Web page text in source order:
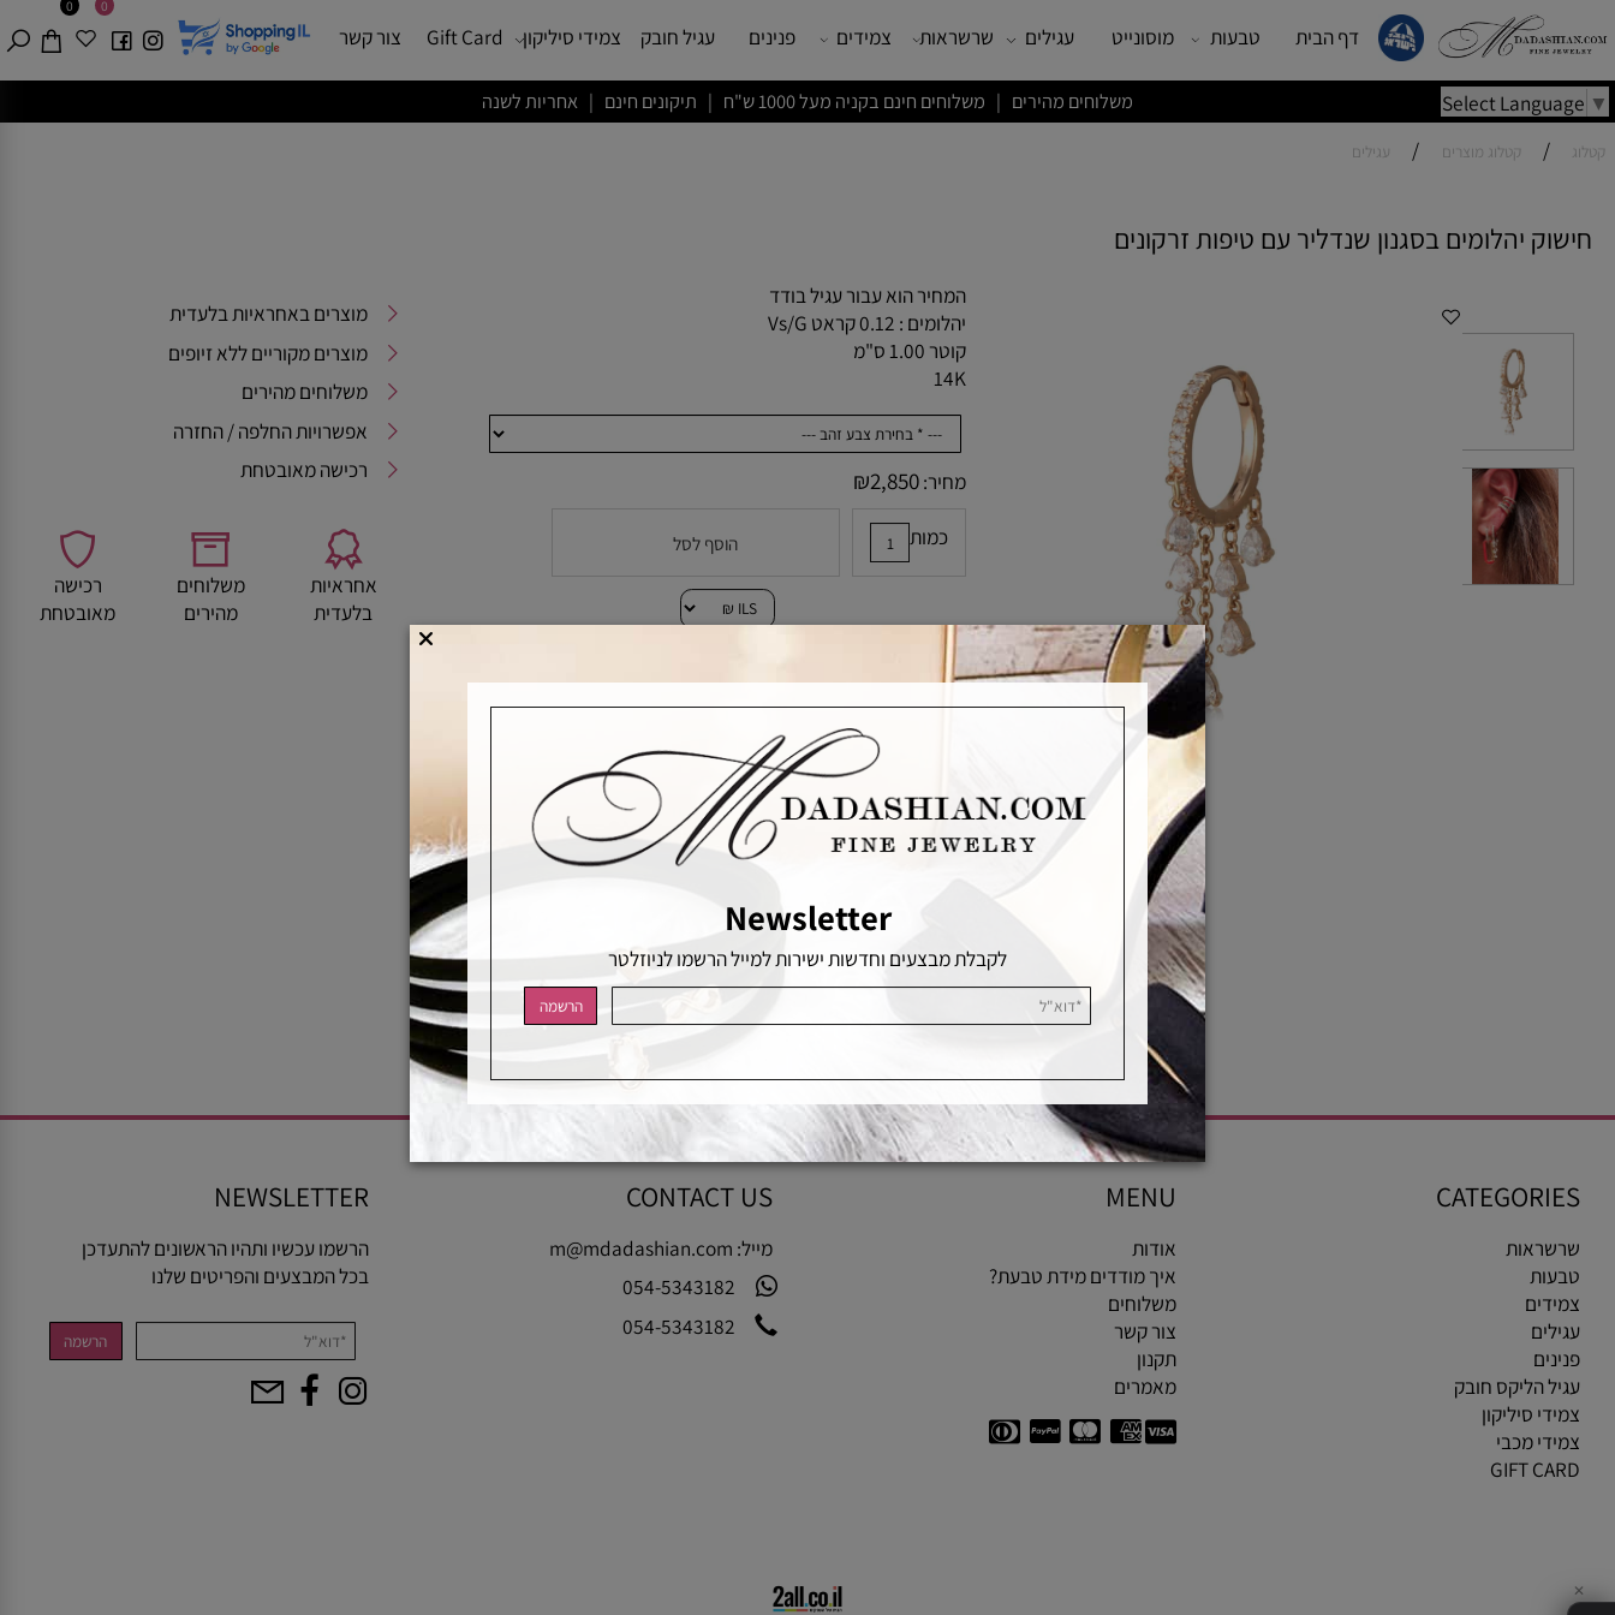
Select משלוחים מהירים | משלוחים חינם בקניה מעל 1000 ש"ח | תיקונים חינם | אחריות לשנה
0 0
דף הבית טבעות מוסונייט עגילים שרשראות צמידים פנינים עגיל חובק צמידי סיליקון Gift Card צור קשר
קטלוג מוצרים / עגילים
יהלומים בסגנון שנדליר עם טיפות זרקונים
המחיר הוא עבור עגיל בודד
יהלומים : 0.12 קראט Vs/G
קוטר 1.00 ס"מ
₪ 2,850
הוסף לרשימת המשאלות
מוצרים באחראיות בלעדית
מוצרים מקוריים ללא זיופים
משלוחים מהירים
אפשרויות החלפה / החזרה
אחראיות משלוחים רכישה
הליקס חובק
סיליקון
MENU
איך מודדים מידת טבעת?
משלוחים
צור קשר
מאמרים
CONTACT US
מייל:m@mdadashian.com
054-5343182
NEWSLETTER
בכל המבצעים והפריטים שלנו
Newsletter
לקבלת מבצעים וחדשות ישירות למייל הרשמו לניוזלטר